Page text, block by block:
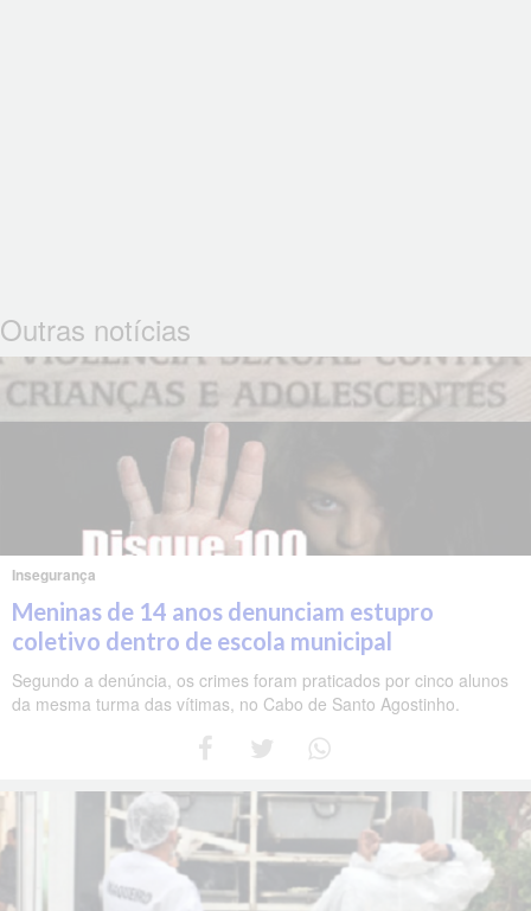
Outras notícias
Insegurança
Meninas de 14 anos denunciam estupro
coletivo dentro de escola municipal
Segundo a denúncia, os crimes foram praticados por cinco alunos
da mesma turma das vítimas, no Cabo de Santo Agostinho.